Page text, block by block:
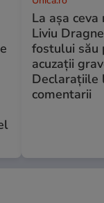
La așa
Liviu
fostului său
acuzații
Declarațiile
comentarii